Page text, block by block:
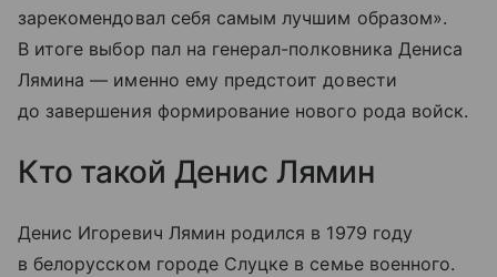
зарекомендовал себя самым лучшим образом».
В итоге выбор пал на генерал-полковника Дениса
Лямина — именно ему предстоит довести
до завершения формирование нового рода войск.
Кто такой Денис Лямин
Денис Игоревич Лямин родился в 1979 году
в белорусском городе Слуцке в семье военного.